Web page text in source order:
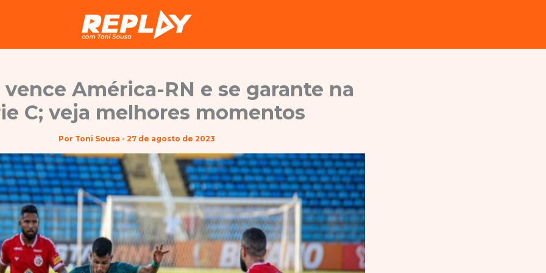
vence América-RN e se garante na
C; veja melhores momentos
Por Toni Sousa - 27 de agosto de 2023